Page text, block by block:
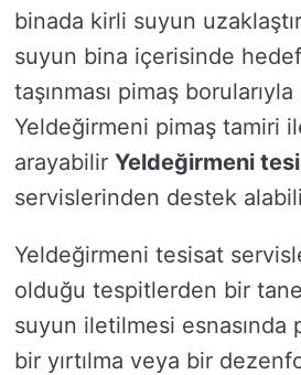
binada kirli suyun
suyun bina içerisinde
taşınması pimaş
Yeldeğirmeni pimaş tamiri
arayabilir Yeldeğirmeni
servislerinden destek
Yeldeğirmeni tesisat
olduğu tespitlerden bir
suyun iletilmesi esnasında
bir yırtılma veya bir